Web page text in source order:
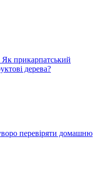
Як прикарпатський
дерева?
перевіряти домашню